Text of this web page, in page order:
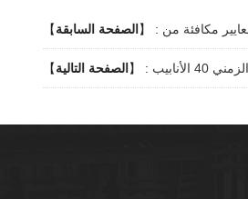
【الصفحة السابقة 】 :
【الصفحة التالية 】 :